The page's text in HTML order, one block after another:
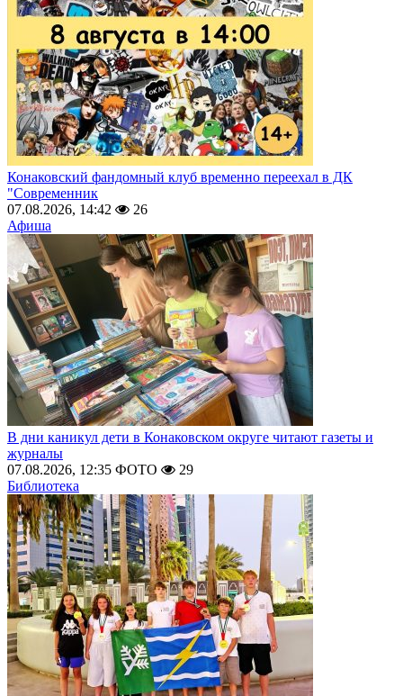
Конаковский фандомный клуб временно переехал в ДК
"Современник
07.08.2026, 14:42
26
Афиша
В дни каникул дети в Конаковском округе читают газеты и
журналы
07.08.2026, 12:35 ФОТО
29
Библиотека